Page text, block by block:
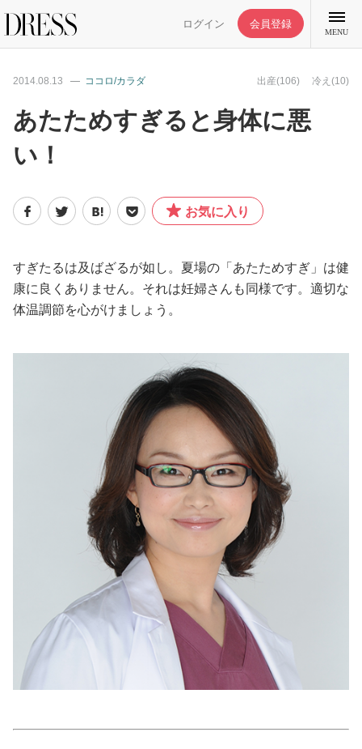
ログイン 会員登録
MENU
DRESS部活
ファッション
ワークスタイル
妊娠/出産/家族
ココロ/カラダ
グルメ
トラベル
カルチャー/エンタメ
占い
2014.08.13 ココロ/カラダ 出産(106) 冷え(10)
あたためすぎると身体に悪
い！
お気に入り
すぎたるは及ばざるが如し。夏場の「あたためすぎ」は健
康に良くありません。それは妊婦さんも同様です。適切な
体温調節を心がけましょう。